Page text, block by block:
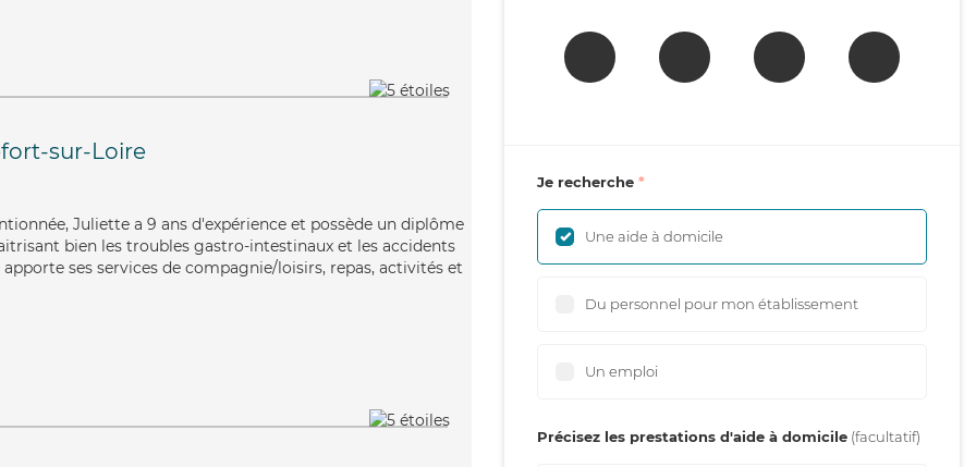
sur-Loire
Juliette a 9 ans d'expérience et possède un diplôme
bien les troubles gastro-intestinaux et les accidents
ses services de compagnie/loisirs, repas, activités et
Je recherche
Une aide à domicile
Du personnel pour mon établissement
Un emploi
Précisez les prestations d'aide à domicile